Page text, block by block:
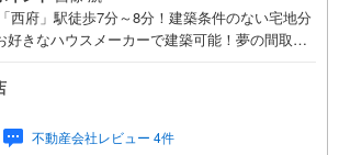
西府」駅徒歩7分～8分！建築条件のない宅地分
好きなハウスメーカーで建築可能！夢の間取り
い！
不動産会社レビュー 4件